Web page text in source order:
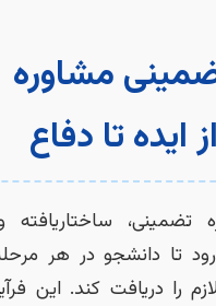
مشاوره
ایده تا دفاع
تضمینی، ساختاریافته
دانشجو در هر
را دریافت کند. این